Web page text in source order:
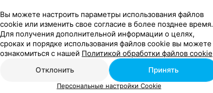
Все цены
Ну понимаю, если нужны дрова, шампуры - это может быть платно, но, если отдыхают со всем своим, то какие могут быть деньги??? Понимаю, если приехали люди посторонние отдохнуть, им и сдавайте беседки, а отдыхающим зачем? разве они мало уже заплатили? Но в остальном все отлично!!
Вы можете настроить параметры использования файлов
cookie или изменить свое согласие в более позднее время.
Для получения дополнительной информации о целях,
сроках и порядке использования файлов cookie вы можете
ознакомиться с нашей Политикой обработки файлов cookie
Отклонить
Принять
Персональные настройки Cookie